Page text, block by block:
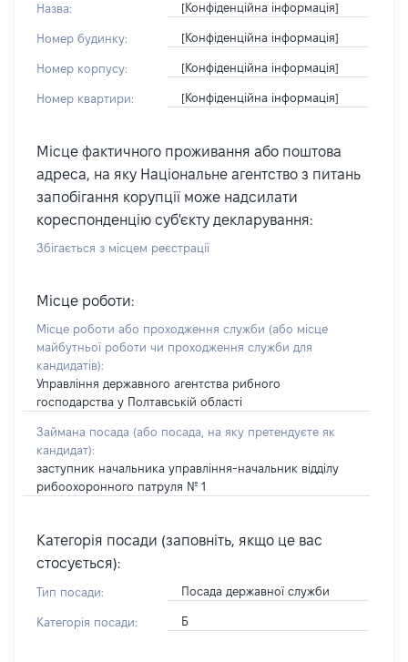
Назва: [Конфіденційна інформація]
Номер будинку: [Конфіденційна інформація]
Номер корпусу: [Конфіденційна інформація]
Номер квартири: [Конфіденційна інформація]
Місце фактичного проживання або поштова
адреса, на яку Національне агентство з питань
запобігання корупції може надсилати
кореспонденцію суб'єкту декларування:
Збігається з місцем реєстрації
Місце роботи:
Місце роботи або проходження служби (або місце
майбутньої роботи чи проходження служби для
кандидатів):
Управління державного агентства рибного
господарства у Полтавській області
Займана посада (або посада, на яку претендуєте як
кандидат):
заступник начальника управління-начальник відділу
рибоохоронного патруля № 1
Категорія посади (заповніть, якщо це вас
стосується):
Тип посади: Посада державної служби
Категорія посади: Б